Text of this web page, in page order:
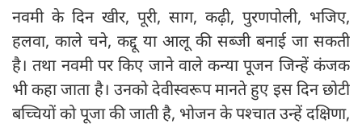
नवमी के दिन खीर, पूरी, साग, कढ़ी, पुरणपोली, भजिए,
हलवा, काले चने, कद्दू या आलू की सब्जी बनाई जा सकती
है। तथा नवमी पर किए जाने वाले कन्या पूजन जिन्हें कंजक
भी कहा जाता है। उनको देवीस्वरूप मानते हुए इस दिन छोटी
बच्चियों को पूजा की जाती है, भोजन के पश्चात उन्हें दक्षिणा,